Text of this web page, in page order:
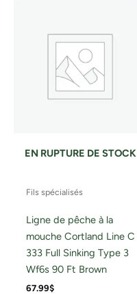
EN RUPTURE DE STOCK
Fils spécialisés
Ligne de pêche à la
mouche Cortland Line C
333 Full Sinking Type 3
Wf6s 90 Ft Brown
67.99$